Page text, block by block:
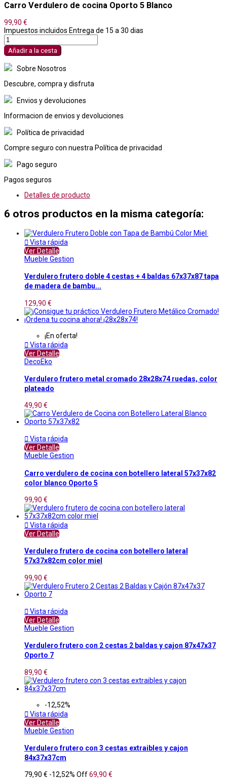
Carro Verdulero de cocina Oporto 5 Blanco
99,90 €
Impuestos incluidos Entrega de 15 a 30 dias
Añadir a la cesta
Sobre Nosotros
Descubre, compra y disfruta
Envios y devoluciones
Informacion de envios y devoluciones
Política de privacidad
Compre seguro con nuestra Política de privacidad
Pago seguro
Pagos seguros
Detalles de producto
6 otros productos en la misma categoría:
 Vista rápida
Ver Detalle
Mueble Gestion
Verdulero frutero doble 4 cestas + 4 baldas 67x37x87 tapa
de madera de bambu...
129,90 €
¡En oferta!
 Vista rápida
Ver Detalle
DecoEko
Verdulero frutero metal cromado 28x28x74 ruedas, color
plateado
49,90 €
 Vista rápida
Ver Detalle
Mueble Gestion
Carro verdulero de cocina con botellero lateral 57x37x82
color blanco Oporto 5
99,90 €
 Vista rápida
Ver Detalle
Verdulero frutero de cocina con botellero lateral
57x37x82cm color miel
99,90 €
 Vista rápida
Ver Detalle
Mueble Gestion
Verdulero frutero con 2 cestas 2 baldas y cajon 87x47x37
Oporto 7
89,90 €
-12,52%
 Vista rápida
Ver Detalle
Mueble Gestion
Verdulero frutero con 3 cestas extraibles y cajon
84x37x37cm
79,90 € -12,52% Off69,90 €